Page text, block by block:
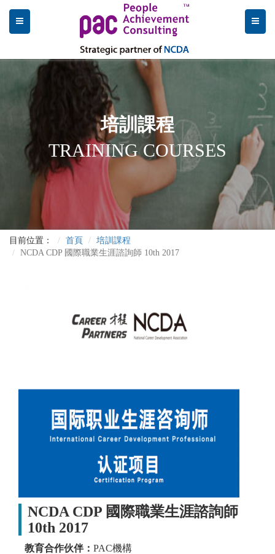
培訓課程
TRAINING COURSES
目前位置： 首頁
培訓課程
NCDA CDP 國際職業生涯諮詢師 10th 2017
NCDA CDP 國際職業生涯諮詢師
10th 2017
教育合作伙伴： PAC機構